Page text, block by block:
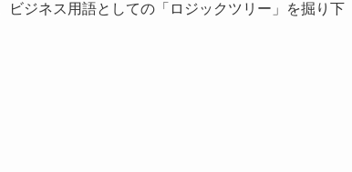
ジネス用語としての「ロジックツリー」を掘り下